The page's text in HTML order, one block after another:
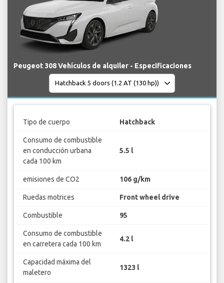
Peugeot 308 Vehículos de alquiler - Especificaciones
Tipo de cuerpo Hatchback
Consumo de combustible
en conducción urbana
cada 100 km
5.5 l
emisiones de CO2 106 g/km
Ruedas motrices Front wheel drive
Combustible 95
Consumo de combustible
en carretera cada 100 km
4.2 l
Capacidad máxima del
maletero
1323 l